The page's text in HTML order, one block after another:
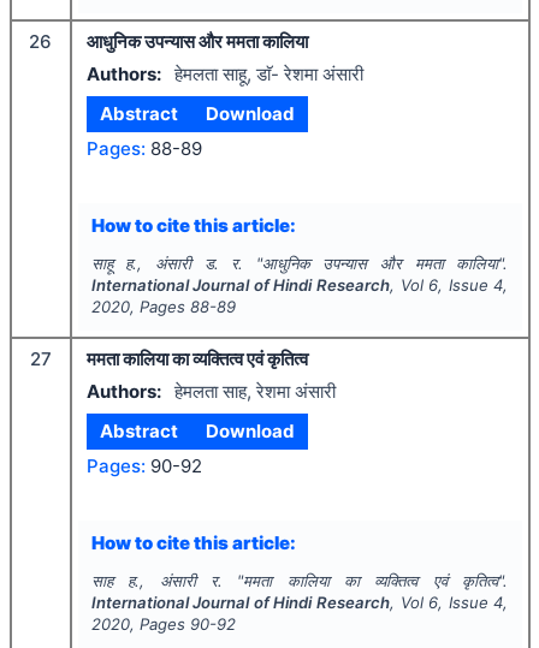
26
आधुनिक उपन्यास और ममता कालिया
Authors: हेमलता साहू, डाॅ- रेशमा अंसारी
Abstract
Download
Pages: 88-89
How to cite this article:
साहू ह., अंसारी ड. र. "आधुनिक उपन्यास और ममता कालिया".
International Journal of Hindi Research, Vol 6, Issue4,
2020, Pages 88-89
27
ममता कालिया का व्यक्तित्व एवं कृतित्व
Authors: हेमलता साह, रेशमा अंसारी
Abstract
Download
Pages: 90-92
How to cite this article:
साह ह., अंसारी र. "ममता कालिया का व्यक्तित्व एवं कृतित्व".
International Journal of Hindi Research, Vol 6, Issue4,
2020, Pages 90-92